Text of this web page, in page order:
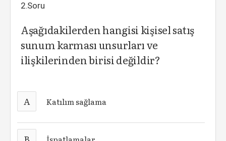
2.Soru
Aşağıdakilerden hangisi kişisel satış
sunum karması unsurları ve
ilişkilerinden birisi değildir?
A Katılım sağlama